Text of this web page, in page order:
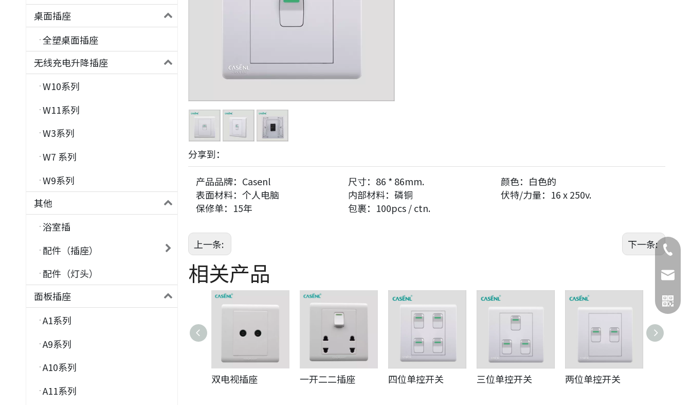
桌面插座
全塑桌面插座
无线充电升降插座
W10系列
W11系列
W3系列
W7 系列
W9系列
其他
浴室插
配件（插座）
配件（灯头）
面板插座
A1系列
A9系列
A10系列
A11系列
分享到：
产品品牌： Casenl 尺寸： 86 * 86mm. 颜色： 白色的
表面材料： 个人电脑 内部材料：磷铜 伏特/力量： 16 x 250v.
保修单： 15年 包裹： 100pcs / ctn.
上一条: 下一条:
相关产品
双电视插座 一开二二插座 四位单控开关 三位单控开关 两位单控开关
座机号码
电话
邮箱